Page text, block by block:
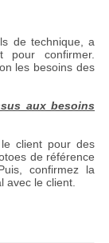
de technique, a
pour confirmer.
les besoins des
aux besoins
client pour des
de référence
confirmez la
avec le client.